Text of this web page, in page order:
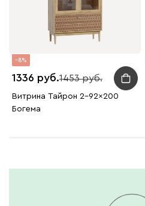
8
1336 1453
Витрина Тайрон 2-92x200
Богема ​